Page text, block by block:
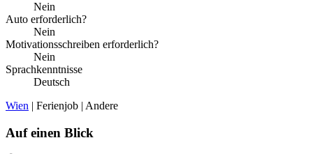
Nein
Auto erforderlich?
Nein
Motivationsschreiben erforderlich?
Nein
Sprachkenntnisse
Deutsch
Wien | Ferienjob | Andere
Auf einen Blick